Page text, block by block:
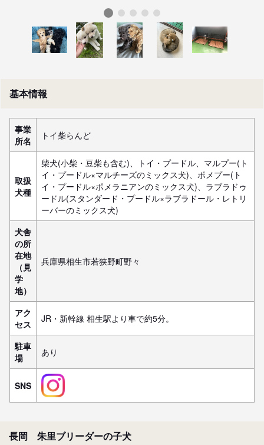
基本情報
事業
所名
トイ柴らんど
取扱
犬種
柴犬(小柴・豆柴も含む)、トイ・プードル、マルプー(ト
イ・プードル×マルチーズのミックス犬)、ポメプー(ト
イ・プードル×ポメラニアンのミックス犬)、ラブラドゥ
ードル(スタンダード・プードル×ラブラドール・レトリ
ーバーのミックス犬)
犬舎
の所
在地
（見
学
地）
兵庫県相生市若狭野町野々
アク
セス
JR・新幹線 相生駅より車で約5分。
駐車
場
あり
SNS
長岡 朱里ブリーダーの子犬